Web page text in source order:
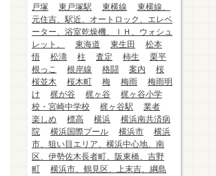
戸塚
東戸塚駅 東横線
東横線、
元住吉、駅近、オートロック、エレベ
ーター、浴室乾燥機、ＩＨ、ウォシュ
レット、
東海道 東生田
松本
悟
松濤 柱 査定 柿生
栗平
根っこ
根岸線 格闘 案内
桜
桜並木
桜木町 梅 梅雨
梅雨明
け
梶が谷 梶ヶ谷
梶ヶ谷小学
校・宮崎中学校
梶ヶ谷駅
業者
楽しめ
標高 横浜
横浜南共済病
院
横浜国際プール 横浜市
横浜
市、狙い目エリア、横浜中心地、南
区、伊勢佐木長者町、阪東橋、吉野
町
横浜市、鶴見区、上末吉、綱島